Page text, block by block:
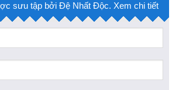
sưu tập bởi Đệ Nhất Độc. Xem chi tiết